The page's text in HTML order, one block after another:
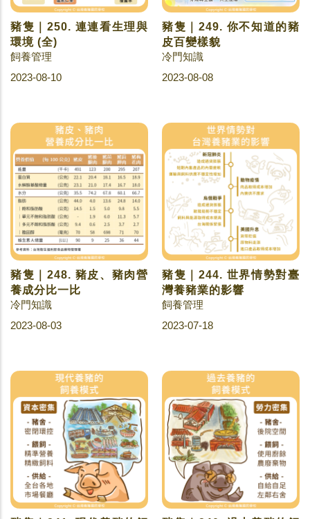
豬隻｜250. 連連看生理與
環境 (全)
飼養管理
2023-08-10
豬隻｜249. 你不知道的豬
皮百變樣貌
冷門知識
2023-08-08
豬隻｜248. 豬皮、豬肉營
養成分比一比
冷門知識
2023-08-03
豬隻｜244. 世界情勢對臺
灣養豬業的影響
飼養管理
2023-07-18